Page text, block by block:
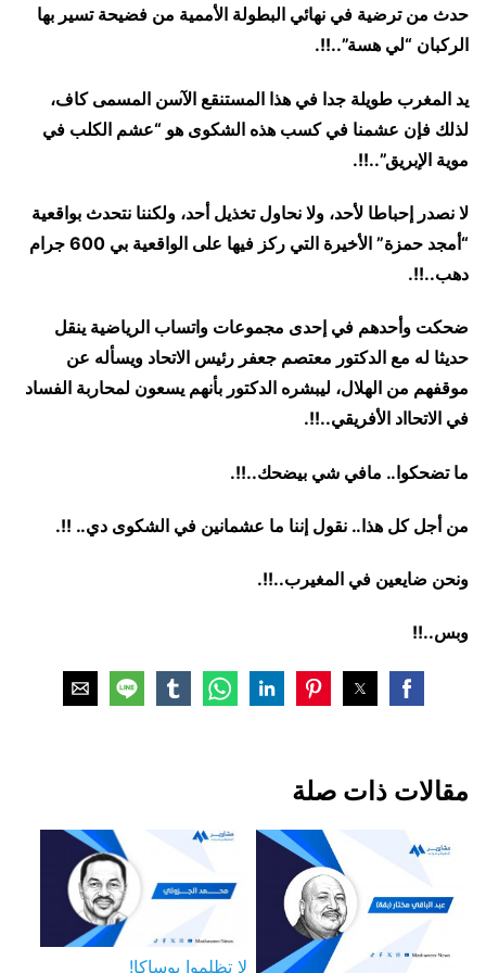
حدث من ترضية في نهائي البطولة الأممية من فضيحة تسير بها
الركبان “لي هسة”..!!.
يد المغرب طويلة جدا في هذا المستنقع الآسن المسمى كاف،
لذلك فإن عشمنا في كسب هذه الشكوى هو “عشم الكلب في
موية الإبريق”..!!.
لا نصدر إحباطا لأحد، ولا نحاول تخذيل أحد، ولكننا نتحدث بواقعية
“أمجد حمزة” الأخيرة التي ركز فيها على الواقعية بي 600 جرام
دهب..!!.
ضحكت وأحدهم في إحدى مجموعات واتساب الرياضية ينقل
حديثا له مع الدكتور معتصم جعفر رئيس الاتحاد ويسأله عن
موقفهم من الهلال، ليبشره الدكتور بأنهم يسعون لمحاربة الفساد
في الاتحااد الأفريقي..!!.
ما تضحكوا.. مافي شي بيضحك..!!.
من أجل كل هذا.. نقول إننا ما عشمانين في الشكوى دي.. !!.
ونحن ضايعين في المغيرب..!!.
وبس..!!
مقالات ذات صلة
لا تظلموا بوساكا!